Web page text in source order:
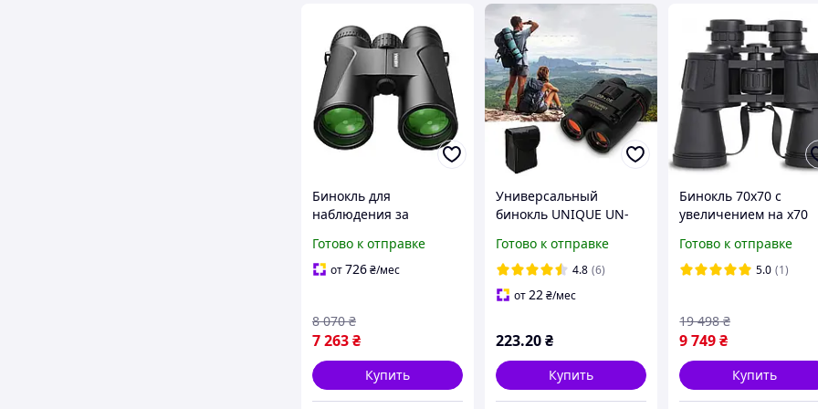
Бинокль для
наблюдения за
Готово к отправке
от726₴/мес
7 263₴
8 070 ₴
Купить
Универсальный
бинокль UNIQUE UN-
компактный, с
увеличением 30 крат
для охоты и туризма
Готово к отправке
4.8 (6)
от22₴/мес
223.20₴
Купить
Бинокль 70х70 с
увеличением на х70
Противоударный
бинокль
Готово к отправке
5.0 (1)
9 749₴
19 498 ₴
Купить